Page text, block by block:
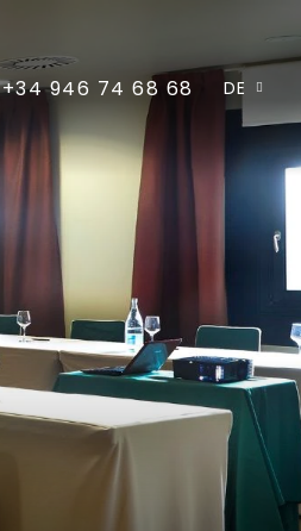
+34 946 74 68 68 DE